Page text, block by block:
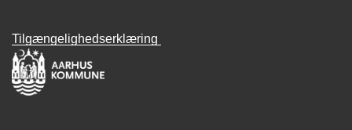
Tilgængelighedserklæring